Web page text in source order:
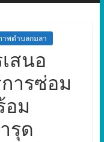
าพตำบลกมลา
สนอ
ารซ่อม
อม
รุด